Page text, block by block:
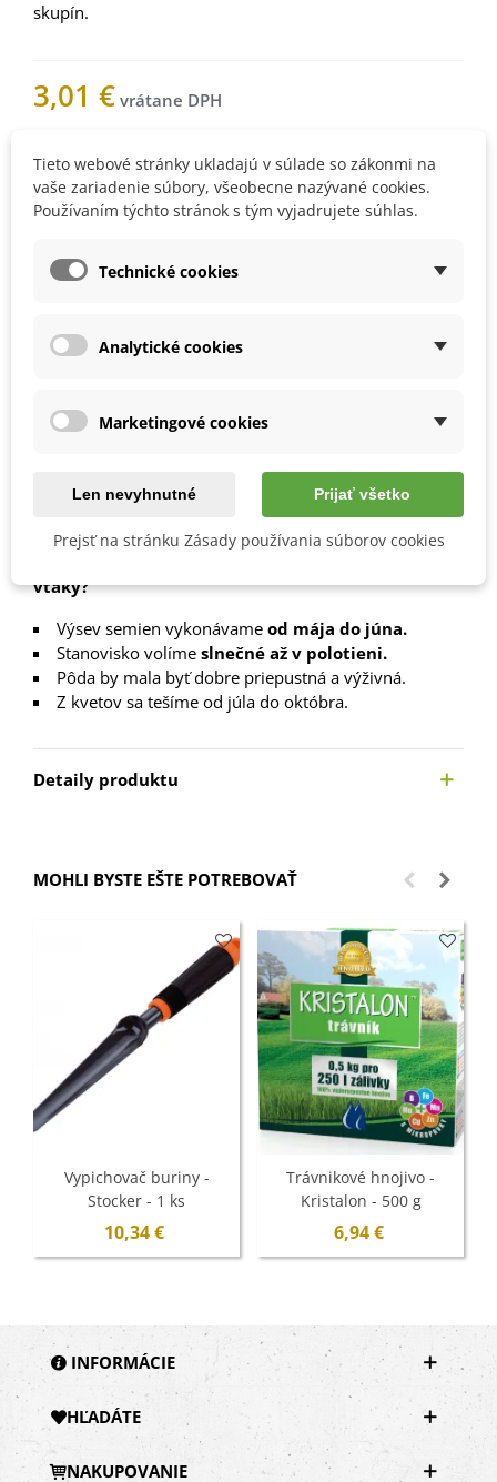
skupín.
3,01 €
produkt skladom. Vložte váš e-
8000107Z
vtáky?
Výsev semien vykonávame od mája do júna.
Stanovisko volíme slnečné až v polotieni.
Pôda by mala byť dobre priepustná a výživná.
Z kvetov sa tešíme od júla do októbra.
Detaily produktu
MOHLI BYSTE EŠTE POTREBOVAŤ
Vypichovač buriny -
Stocker - 1 ks
10,34 €
Trávnikové hnojivo -
Kristalon - 500 g
6,94 €
INFORMÁCIE
HĽADÁTE
NAKUPOVANIE
Tieto webové stránky ukladajú v súlade so zákonmi na
vaše zariadenie súbory, všeobecne nazývané cookies.
Používaním týchto stránok s tým vyjadrujete súhlas.
Technické cookies
Analytické cookies
Marketingové cookies
Len nevyhnutné Prijať všetko
Prejsť na stránku Zásady používania súborov cookies